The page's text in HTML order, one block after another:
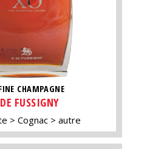
CHAMPAGNE
FUSSIGNY
Cognac autre